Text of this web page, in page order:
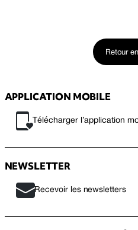
Retour
APPLICATION MOBILE
Télécharger l’application
NEWSLETTER
Recevoir les newsletters